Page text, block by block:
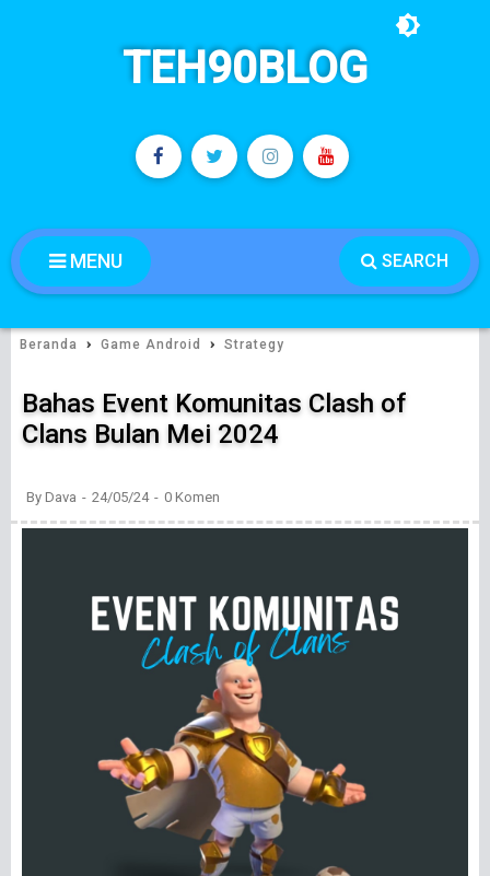
TEH90BLOG
SEARCH
MENU
Beranda › Game Android › Strategy
Bahas Event Komunitas Clash of
Clans Bulan Mei 2024
By Dava 24/05/24 0 Komen